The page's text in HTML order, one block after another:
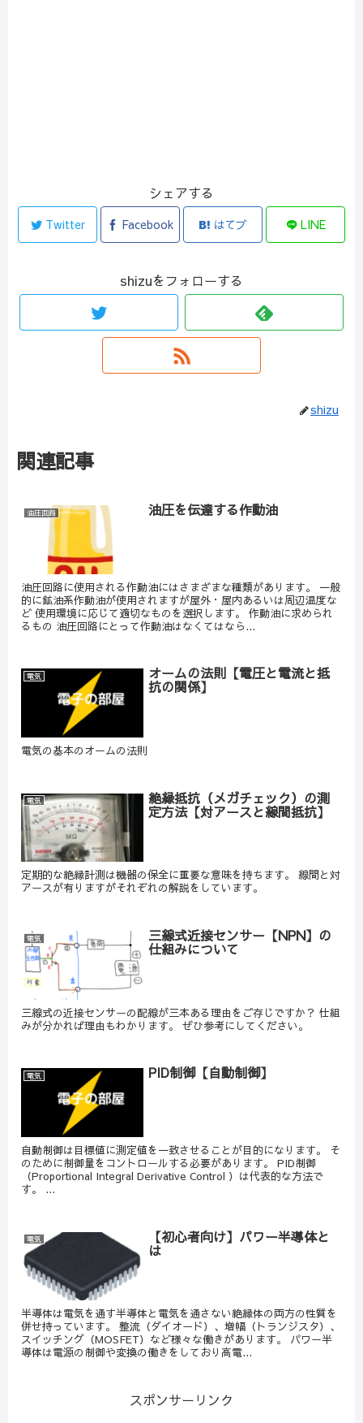
シェアする
Twitter Facebook はてブ LINE
shizuをフォローする
shizu
関連記事
油圧回路 油圧を伝達する作動油
油圧回路に使用される作動油にはさまざまな種類があります。 一般
的に鉱油系作動油が使用されますが屋外・屋内あるいは周辺温度な
ど 使用環境に応じて適切なものを選択します。 作動油に求められ
るもの 油圧回路にとって作動油はなくてはなら...
電気 オームの法則【電圧と電流と抵
抗の関係】
電気の基本のオームの法則
電気 絶縁抵抗（メガチェック）の測
定方法【対アースと線間抵抗】
定期的な絶縁計測は機器の保全に重要な意味を持ちます。 線間と対
アースが有りますがそれぞれの解説をしています。
電気 三線式近接センサー【NPN】の
仕組みについて
三線式の近接センサーの配線が三本ある理由をご存じですか？ 仕組
みが分かれば理由もわかります。 ぜひ参考にしてください。
電気 PID制御【自動制御】
自動制御は目標値に測定値を一致させることが目的になります。 そ
のために制御量をコントロールする必要があります。 PID制御
（Proportional Integral Derivative Control ）は代表的な方法で
す。 ...
電気 【初心者向け】パワー半導体と
は
半導体は電気を通す半導体と電気を通さない絶縁体の両方の性質を
併せ持っています。 整流（ダイオード）、増幅（トランジスタ）、
スイッチング（MOSFET）など様々な働きがあります。 パワー半
導体は電源の制御や変換の働きをしており高電...
スポンサーリンク